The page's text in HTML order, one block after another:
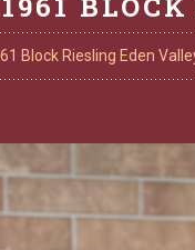
Block Riesling Eden